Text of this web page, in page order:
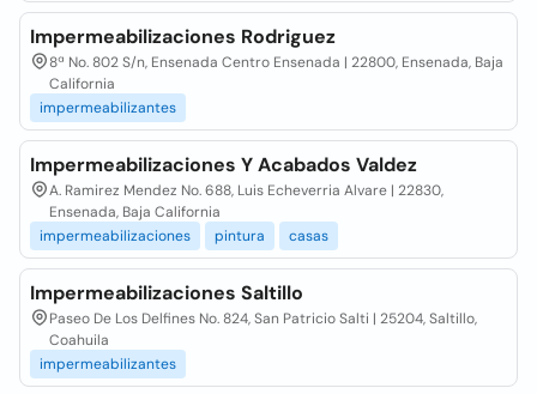
Impermeabilizaciones Rodriguez
8ª No. 802 S/n, Ensenada Centro Ensenada | 22800, Ensenada, Baja
California
impermeabilizantes
Impermeabilizaciones Y Acabados Valdez
A. Ramirez Mendez No. 688, Luis Echeverria Alvare | 22830,
Ensenada, Baja California
impermeabilizaciones
pintura casas
Impermeabilizaciones Saltillo
Paseo De Los Delfines No. 824, San Patricio Salti | 25204, Saltillo,
Coahuila
impermeabilizantes